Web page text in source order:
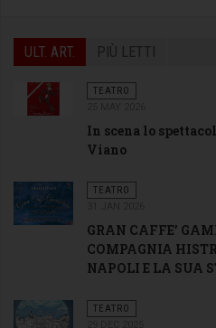
ULT. ART. PIÙ LETTI
TEATRO
In scena lo
Viano
TEATRO
GRAN CAFFE’
COMPAGNIA
NAPOLI E LA SUA
TEATRO